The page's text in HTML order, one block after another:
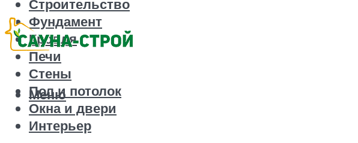
Строительство
Фундамент
Кровля
Печи
Стены
Пол и потолок
Окна и двери
Интерьер
Меню